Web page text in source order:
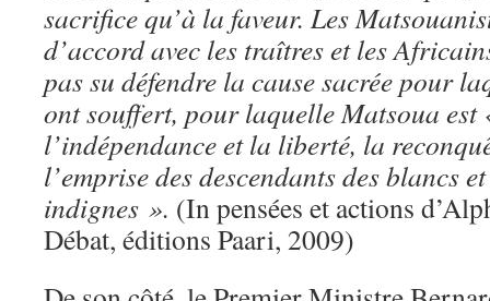
sacrifice qu’à la faveur. Les
d’accord avec les traîtres et les
pas su défendre la cause sacrée pour
ont souffert, pour laquelle Matsoua
l’indépendance et la liberté, la
l’emprise des descendants des blancs
indignes ». (In pensées et actions
Débat, éditions Paari, 2009)